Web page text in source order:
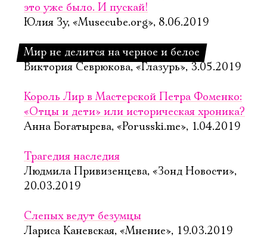
это уже было. И пускай!
Юлия Зу, «Musecube.org», 8.06.2019
Мир не делится на черное и белое
Виктория Севрюкова, «Глазурь», 3.05.2019
Король Лир в Мастерской Петра Фоменко:
«Отцы и дети» или историческая хроника?
Анна Богатырева, «Porusski.me», 1.04.2019
Трагедия наследия
Людмила Привизенцева, «Зонд Новости»,
20.03.2019
Слепых ведут безумцы
Лариса Каневская, «Мнение», 19.03.2019